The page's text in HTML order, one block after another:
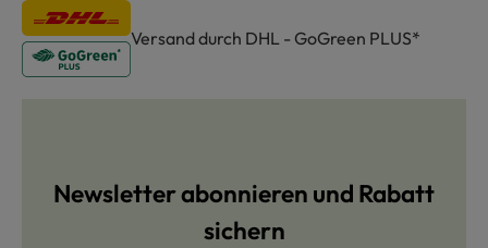
Versand durch DHL - GoGreen PLUS*
Newsletter abonnieren und Rabatt
sichern